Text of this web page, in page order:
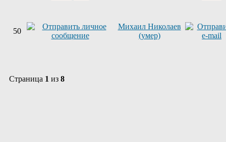
50
Михаил Николаев
(умер)
Страница 1 из 8